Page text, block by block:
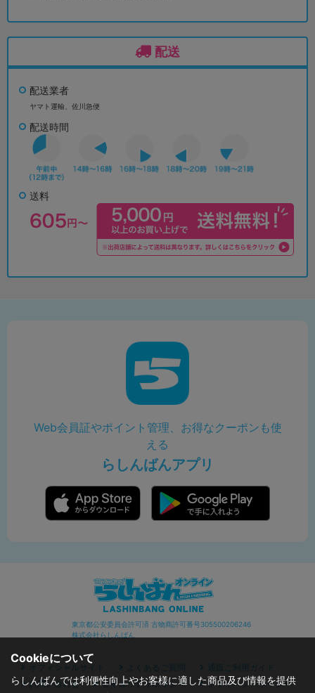
配送
配送業者
ヤマト運輸、佐川急便
配送時間
送料
Web会員証やポイント管理、お得なクーポンも使
える
らしんばんアプリ
東京都公安委員会許可済 古物商許可番号305500206246
株式会社らしんばん
オフィシャルサイト よくあるご質問
通販ご利用ガイド
お問い合わせ
セキュリティポリシー プライバシーポリシー
Cookieについて
らしんばんでは利便性向上やお客様に適した商品及び情報を提供